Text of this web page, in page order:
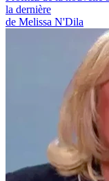
la dernière
de Melissa N'Dila